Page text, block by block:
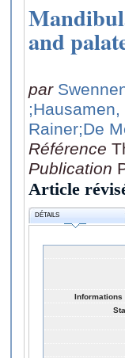
and
par
Rainer;De
Référence
Publication
Article
DÉTAILS